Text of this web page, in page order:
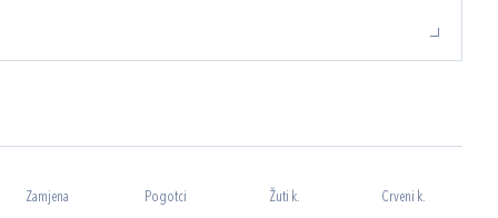
Zamjena Pogotci Žuti k. Crveni k.